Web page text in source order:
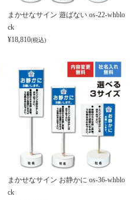
まかせなサイン 遊ばない os-22-whblo
ck
¥18,810(税込)
まかせなサイン お静かに os-36-whblo
ck